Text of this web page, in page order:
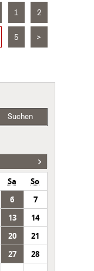
1 2
5 >
Suchen
Sa
So
6
7
13
14
20
21
27
28